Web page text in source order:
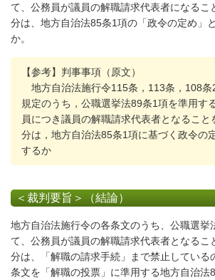
て、公務員が議員の解職請求代表者になるこ
分は、地方自治法85条1項の「政令の定め」
か。
【参考】判事事項（原文）
地方自治法施行令115条，113条，108条
規定のうち，公職選挙法89条1項を準用す
員につき議員の解職請求代表者となること
分は，地方自治法85条1項に基づく政令の
するか
＜裁判要旨＞（結論）
地方自治法施行令の各条文のうち、公職選挙
て、公務員が議員の解職請求代表者となるこ
分は、「解職の請求手続」まで禁止している
条文を「解職の投票」に準用する地方自治法